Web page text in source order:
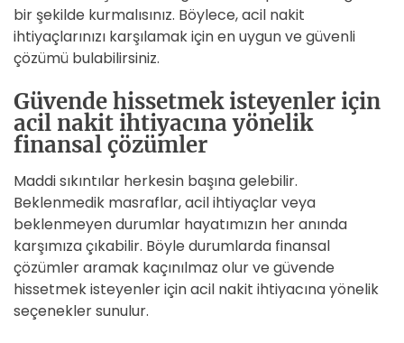
bir şekilde kurmalısınız. Böylece, acil nakit
ihtiyaçlarınızı karşılamak için en uygun ve güvenli
çözümü bulabilirsiniz.
Güvende hissetmek isteyenler için
acil nakit ihtiyacına yönelik
finansal çözümler
Maddi sıkıntılar herkesin başına gelebilir.
Beklenmedik masraflar, acil ihtiyaçlar veya
beklenmeyen durumlar hayatımızın her anında
karşımıza çıkabilir. Böyle durumlarda finansal
çözümler aramak kaçınılmaz olur ve güvende
hissetmek isteyenler için acil nakit ihtiyacına yönelik
seçenekler sunulur.